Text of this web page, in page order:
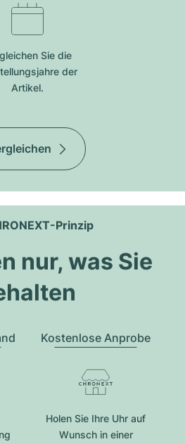
Sie die
der
Artikel.
Prinzip
nur, was Sie
Kostenlose Anprobe
Holen Sie Ihre Uhr auf
Wunsch in einer